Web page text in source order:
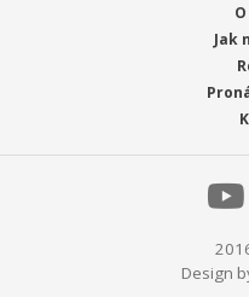
Jak
Design